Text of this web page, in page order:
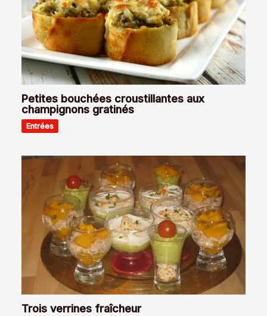
Petites bouchées croustillantes aux
champignons gratinés
Entrées
Trois verrines fraîcheur